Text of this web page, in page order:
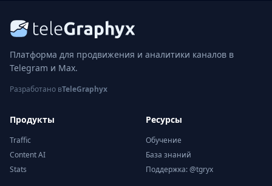
Платформа для продвижения и аналитики каналов в
Telegram и Max.
Разработано вTeleGraphyx
Продукты
Traffic
Content AI
Stats
Ресурсы
Обучение
База знаний
Поддержка: @tgryx